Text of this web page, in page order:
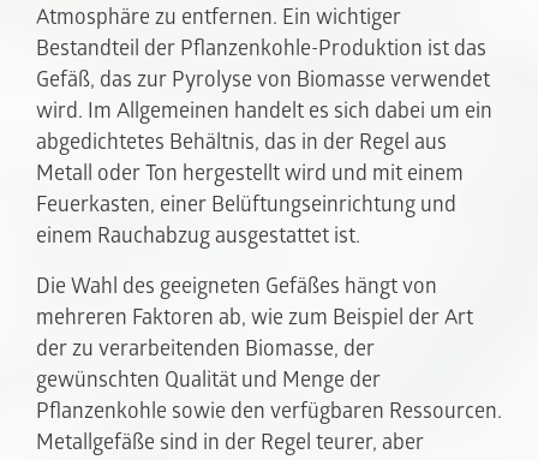
Atmosphäre zu entfernen. Ein wichtiger
Bestandteil der Pflanzenkohle-Produktion ist das
Gefäß, das zur Pyrolyse von Biomasse verwendet
wird. Im Allgemeinen handelt es sich dabei um ein
abgedichtetes Behältnis, das in der Regel aus
Metall oder Ton hergestellt wird und mit einem
Feuerkasten, einer Belüftungseinrichtung und
einem Rauchabzug ausgestattet ist.
Die Wahl des geeigneten Gefäßes hängt von
mehreren Faktoren ab, wie zum Beispiel der Art
der zu verarbeitenden Biomasse, der
gewünschten Qualität und Menge der
Pflanzenkohle sowie den verfügbaren Ressourcen.
Metallgefäße sind in der Regel teurer, aber